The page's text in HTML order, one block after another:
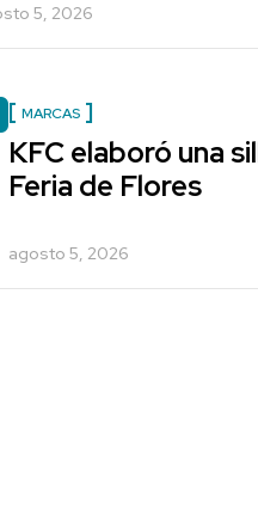
5, 2026
MARCAS
KFC elaboró una
Feria de Flores
agosto 5, 2026